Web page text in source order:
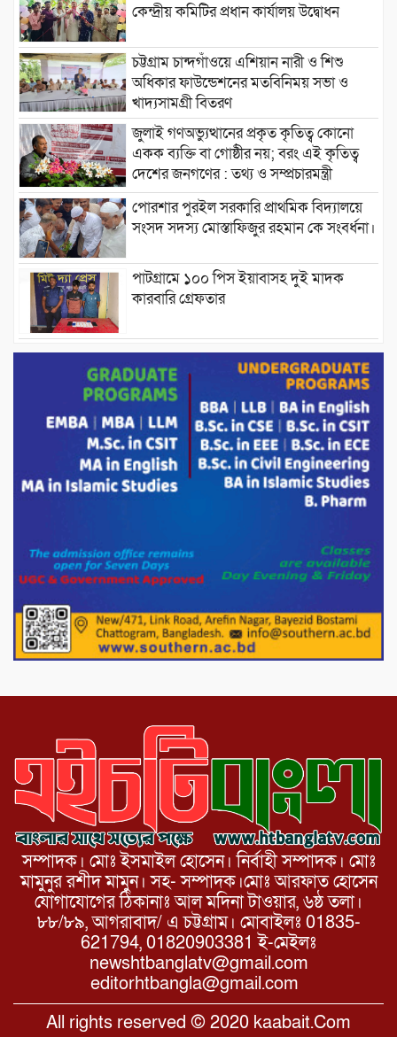
কেন্দ্রীয় কমিটির প্রধান কার্যালয় উদ্বোধন
চট্টগ্রাম চান্দগাঁওয়ে এশিয়ান নারী ও শিশু
অধিকার ফাউন্ডেশনের মতবিনিময় সভা ও
খাদ্যসামগ্রী বিতরণ
জুলাই গণঅভ্যুত্থানের প্রকৃত কৃতিত্ব কোনো
একক ব্যক্তি বা গোষ্ঠীর নয়; বরং এই কৃতিত্ব
দেশের জনগণের : তথ্য ও সম্প্রচারমন্ত্রী
পোরশার পুরইল সরকারি প্রাথমিক বিদ্যালয়ে
সংসদ সদস্য মোস্তাফিজুর রহমান কে সংবর্ধনা।
পাটগ্রামে ১০০ পিস ইয়াবাসহ দুই মাদক
কারবারি গ্রেফতার
ড্যাবের ৩৭তম প্রতিষ্ঠাবার্ষিকীতে প্রধানমন্ত্রী
তারেক রহমান।
চন্দনাইশের হাশিমপুর ৪ নং ওয়ার্ডে ৫’শতাধিক
হতদরিদ্র পরিবারের মাঝে খাদ্যসামগ্রী বিতরণ
করেন মনজুর মোরশেদ
পরিবেশ রক্ষায় পাটগ্রামে ইহসান ইয়ুথ
মিরপুর-১১ নম্বরে দুর্বৃত্তদের গুলিতে বিএনপি
নেতা গুরুতর আহত
পাটগ্রামে চিকিৎসা সেবায় বীর মুক্তিযোদ্ধা দবির
উদ্দিন ফাউন্ডেশন
সম্পাদক। মোঃ ইসমাইল হোসেন। নির্বাহী সম্পাদক। মোঃ
মামুনুর রশীদ মামুন। সহ- সম্পাদক।মোঃ আরফাত হোসেন
যোগাযোগের ঠিকানাঃ আল মদিনা টাওয়ার, ৬ষ্ঠ তলা।
৮৮/৮৯, আগরাবাদ/ এ চট্টগ্রাম। মোবাইলঃ 01835-
621794, 01820903381 ই-মেইলঃ
newshtbanglatv@gmail.com
editorhtbangla@gmail.com
All rights reserved © 2020 kaabait.Com